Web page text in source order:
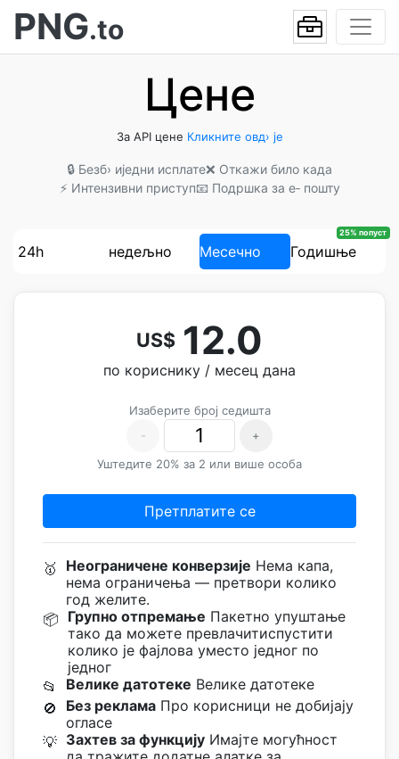
PNG.to
Цене
За API цене Кликните овд› је
🔒 Безб› иједни исплате❌ Откажи било када
⚡ Интензивни приступ📧 Подршка за е‐ пошту
24h недељно Месечно Годишње
25% попуст
US$ 12.0
по кориснику / месец дана
Изаберите број седишта
-
+
Уштедите 20% за 2 или више особа
Претплатите се
🥇 Неограничене конверзије Нема капа,
нема ограничења — претвори колико
год желите.
📦 Групно отпремање Пакетно упуштање
тако да можете превлачитиспустити
колико је фајлова уместо једног по
једног
📂
Велике датотеке Велике датотеке
🚫
Без реклама Про корисници не добијају
огласе
💡 Захтев за функцију Имајте могућност